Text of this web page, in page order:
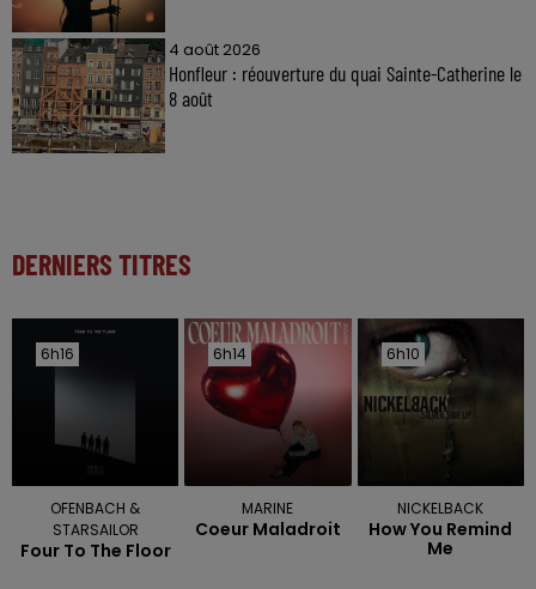
4 août 2026
Honfleur : réouverture du quai Sainte-Catherine le
8 août
DERNIERS TITRES
6h16
6h16
OFENBACH &
STARSAILOR
Four To The Floor
6h14
6h14
MARINE
Coeur Maladroit
6h10
6h10
NICKELBACK
How You Remind
Me